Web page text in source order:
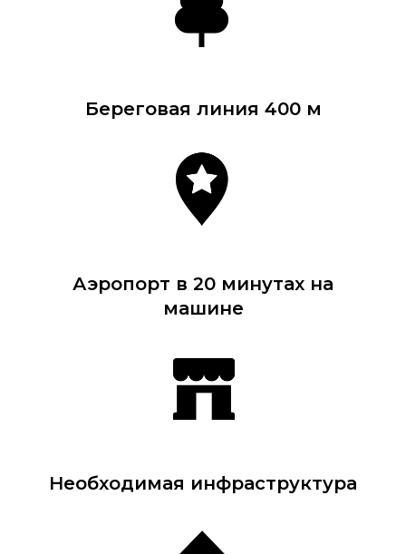
Береговая линия 400 м
Аэропорт в 20 минутах на
машине
Необходимая инфраструктура